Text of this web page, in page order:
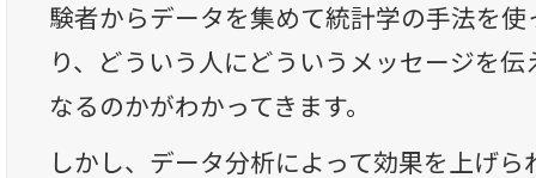
験者からデータを集めて統計学の手法を
り、どういう人にどういうメッセージを
なるのかがわかってきます。
しかし、データ分析によって効果を上げ